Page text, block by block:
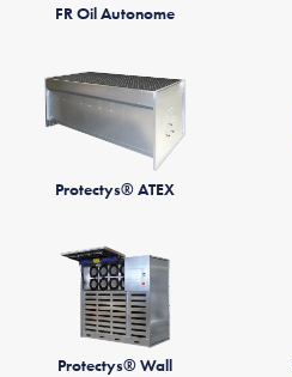
FR Oil Autonome
Protectys® ATEX
Protectys® Wall